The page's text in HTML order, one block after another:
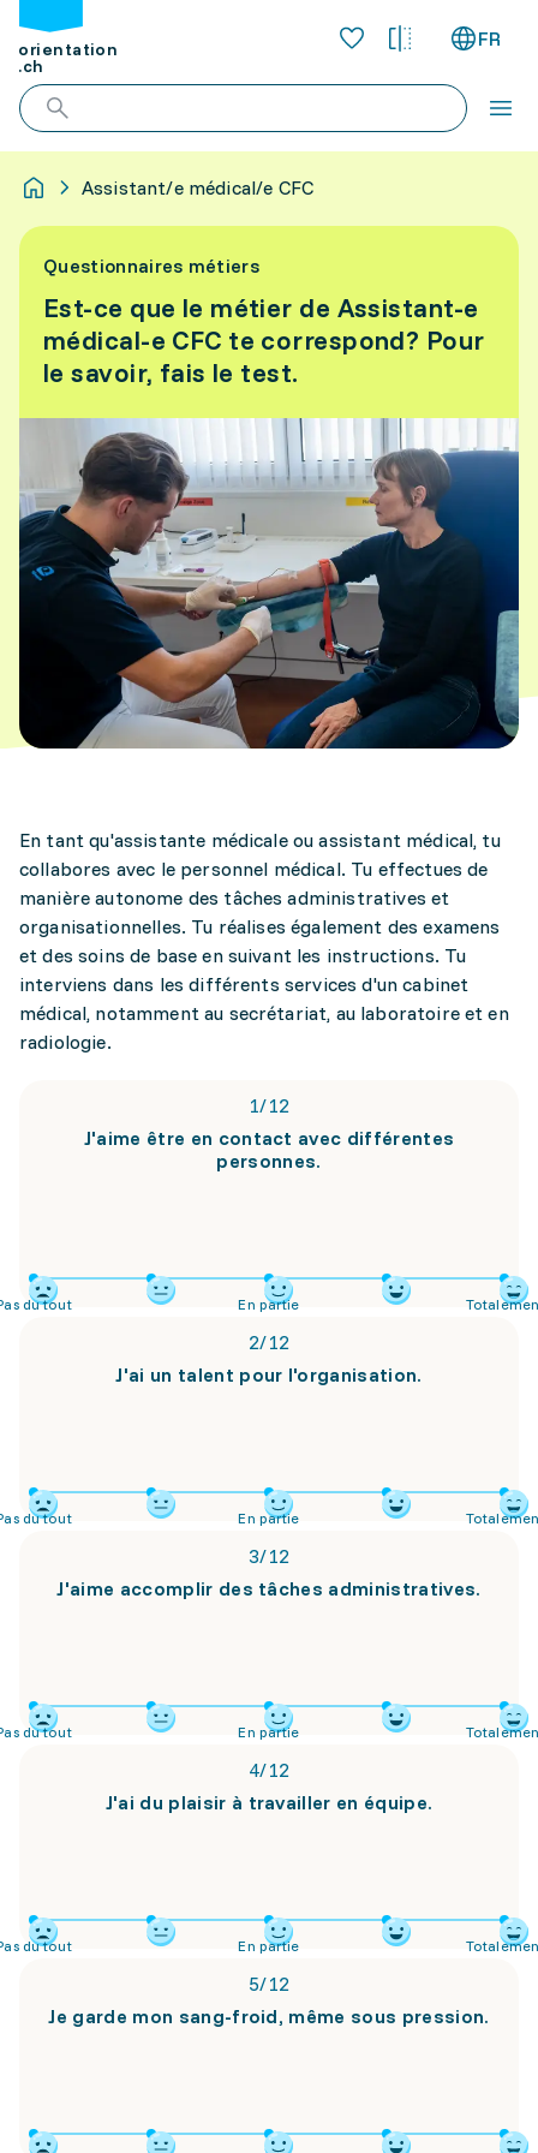
orientation
.ch
FR
Assistant/e médical/e CFC
Questionnaires métiers
Est-ce que le métier de Assistant-e
médical-e CFC te correspond? Pour
le savoir, fais le test.
En tant qu'assistante médicale ou assistant médical, tu
collabores avec le personnel médical. Tu effectues de
manière autonome des tâches administratives et
organisationnelles. Tu réalises également des examens
et des soins de base en suivant les instructions. Tu
interviens dans les différents services d'un cabinet
médical, notamment au secrétariat, au laboratoire et en
radiologie.
1/12
J'aime être en contact avec différentes
personnes.
du tout En partie
2/12
J'ai un talent pour l'organisation.
du tout En partie
3/12
J'aime accomplir des tâches administratives.
du tout En partie
4/12
J'ai du plaisir à travailler en équipe.
du tout En partie
5/12
Je garde mon sang-froid, même sous pression.